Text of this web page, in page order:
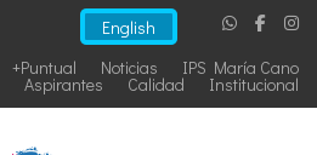
English
IPS María Cano
Noticias
+Puntual
Institucional
Calidad
Aspirantes